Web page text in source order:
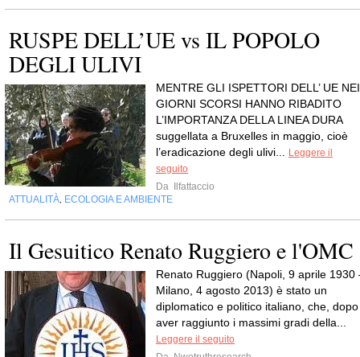
RUSPE DELL’UE vs IL POPOLO
DEGLI ULIVI
MENTRE GLI ISPETTORI DELL’ UE NEI
GIORNI SCORSI HANNO RIBADITO
L’IMPORTANZA DELLA LINEA DURA
suggellata a Bruxelles in maggio, cioè
l’eradicazione degli ulivi...
Leggere il
seguito
Da Ilfattaccio
ATTUALITÀ ECOLOGIA E AMBIENTE
Il Gesuitico Renato Ruggiero e l'OMC
Renato Ruggiero (Napoli, 9 aprile 1930
Milano, 4 agosto 2013) è stato un
diplomatico e politico italiano, che, dopo
aver raggiunto i massimi gradi della...
Leggere il seguito